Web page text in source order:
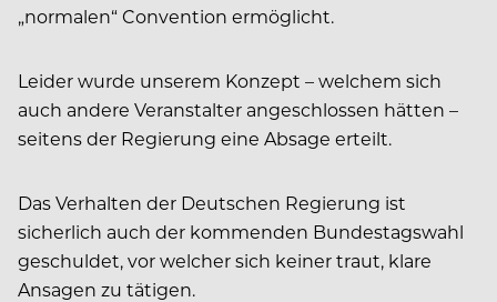
„normalen“ Convention ermöglicht.
Leider wurde unserem Konzept – welchem sich
auch andere Veranstalter angeschlossen hätten –
seitens der Regierung eine Absage erteilt.
Das Verhalten der Deutschen Regierung ist
sicherlich auch der kommenden Bundestagswahl
geschuldet, vor welcher sich keiner traut, klare
Ansagen zu tätigen.